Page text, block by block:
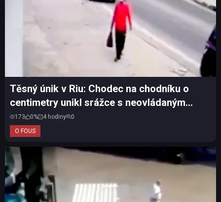
O FOUS
Těsný únik v Riu: Chodec na chodníku o
centimetry unikl srážce s neovládaným
autem
173 0% 4 hodiny 0